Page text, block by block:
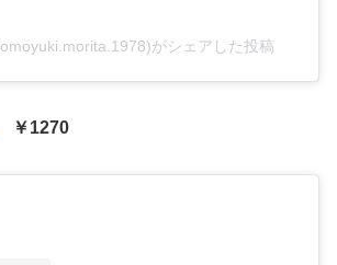
がシェアした投稿
￥1270